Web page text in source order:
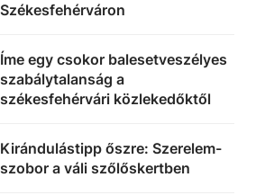
Székesfehérváron
Íme egy csokor balesetveszélyes
szabálytalanság a
székesfehérvári közlekedőktől
Kirándulástipp őszre: Szerelem-
szobor a váli szőlőskertben